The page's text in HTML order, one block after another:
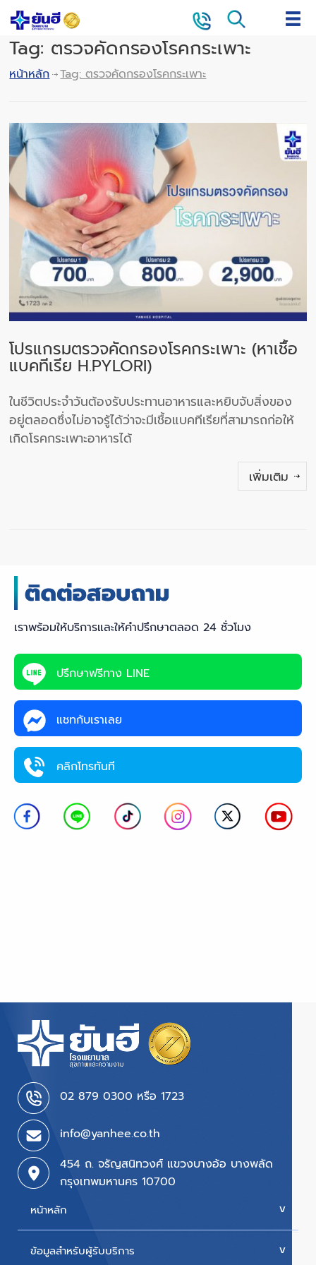
Tag: ตรวจคัดกรองโรคกระเพาะ
หน้าหลัก Tag: ตรวจคัดกรองโรคกระเพาะ
โปรแกรมตรวจคัดกรองโรคกระเพาะ (หาเชื้อ
แบคทีเรีย H.PYLORI)
ในชีวิตประจำวันต้องรับประทานอาหารและหยิบจับสิ่งของ
อยู่ตลอดซึ่งไม่อาจรู้ได้ว่าจะมีเชื้อแบคทีเรียที่สามารถก่อให้
เกิดโรคกระเพาะอาหารได้
เพิ่มเติม
เราพร้อมให้บริการและให้คำปรึกษาตลอด 24 ชั่วโมง
ปรึกษาฟรีทาง LINE
แชทกับเราเลย
คลิกโทรทันที
02 879 0300 หรือ 1723
info@yanhee.co.th
454 ถ. จรัญสนิทวงศ์ แขวงบางอ้อ บางพลัด
กรุงเทพมหานคร 10700
หน้าหลัก
บริการของเรา
ข้อมูลสำหรับผู้รับบริการ